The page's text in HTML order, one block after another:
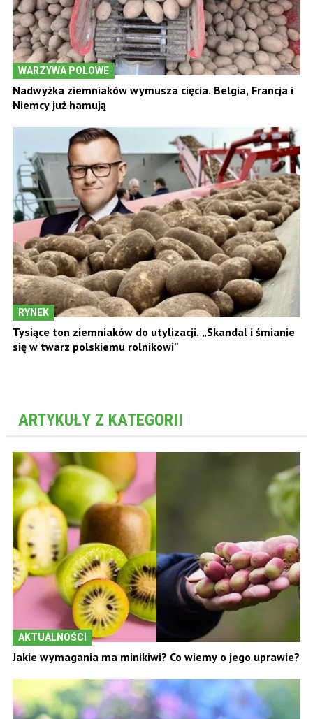
WARZYWA POLOWE
Nadwyżka ziemniaków wymusza cięcia. Belgia, Francja i
Niemcy już hamują
RYNEK
Tysiące ton ziemniaków do utylizacji. „Skandal i śmianie
się w twarz polskiemu rolnikowi”
ARTYKUŁY Z KATEGORII
AKTUALNOŚCI
Jakie wymagania ma minikiwi? Co wiemy o jego uprawie?